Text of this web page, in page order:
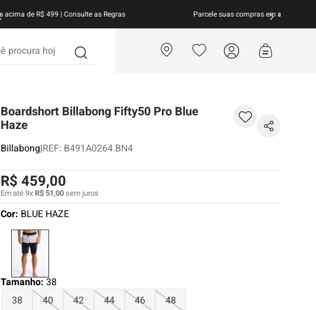
Parcele suas compras em Aproveite!
Boardshort Billabong Fifty50 Pro Blue
Haze
Billabong|REF: B491A0264.BN4
R$ 459,00
Em até9xR$ 51,00sem juros
Cor: BLUE HAZE
Tamanho:38
38
40 42 44 46 48